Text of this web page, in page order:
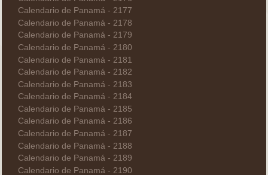
Calendario de Panamá - 2177
Calendario de Panamá - 2178
Calendario de Panamá - 2179
Calendario de Panamá - 2180
Calendario de Panamá - 2181
Calendario de Panamá - 2182
Calendario de Panamá - 2183
Calendario de Panamá - 2184
Calendario de Panamá - 2185
Calendario de Panamá - 2186
Calendario de Panamá - 2187
Calendario de Panamá - 2188
Calendario de Panamá - 2189
Calendario de Panamá - 2190